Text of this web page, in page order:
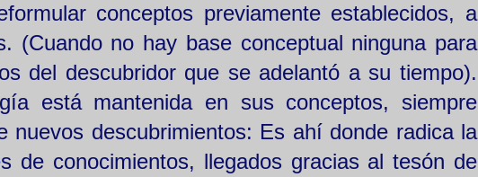
conceptos previamente establecidos, a
(Cuando no hay base conceptual ninguna para
del descubridor que se adelantó a su tiempo).
está mantenida en sus conceptos, siempre
nuevos descubrimientos: Es ahí donde radica la
de conocimientos, llegados gracias al tesón de